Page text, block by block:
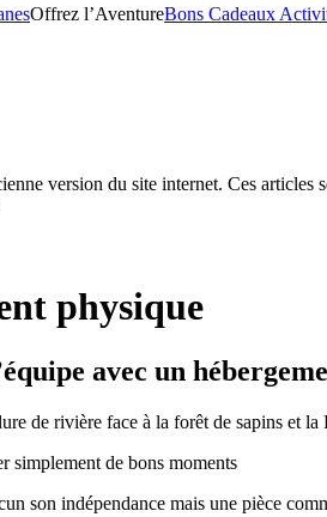
Offrez l’AventureBons Cadeaux
version du site internet. Ces
physique
avec un
de rivière face à la forêt de sapins et
simplement de bons moments
son indépendance mais une pièce